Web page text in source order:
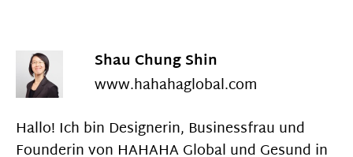
Shau Chung Shin
www.hahahaglobal.com
Hallo! Ich bin Designerin, Businessfrau und
Founderin von HAHAHA Global und Gesund in